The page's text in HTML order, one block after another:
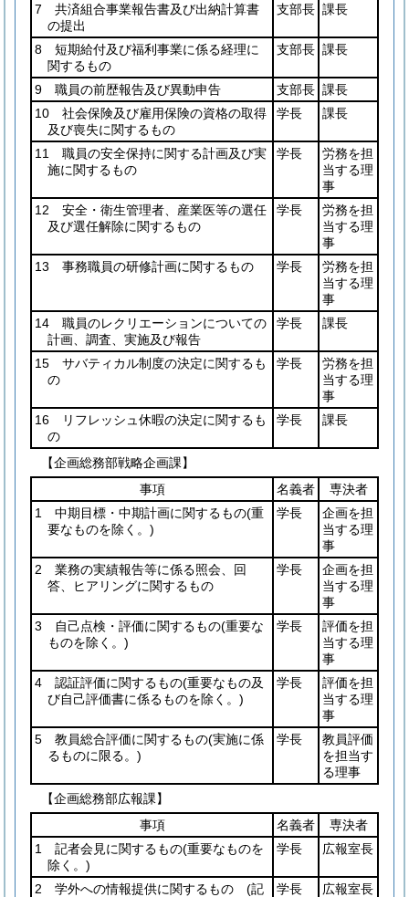
7 共済組合事業報告書及び出納計算書
の提出
支部長 課長
8 短期給付及び福利事業に係る経理に
関するもの
支部長 課長
9 職員の前歴報告及び異動申告 支部長 課長
10 社会保険及び雇用保険の資格の取得
及び喪失に関するもの
学長 課長
11 職員の安全保持に関する計画及び実
施に関するもの
学長
労務を担
当する理
事
12 安全・衛生管理者、産業医等の選任
及び選任解除に関するもの
学長
労務を担
当する理
事
13 事務職員の研修計画に関するもの
学長
労務を担
当する理
事
14 職員のレクリエーションについての
計画、調査、実施及び報告
学長 課長
15 サバティカル制度の決定に関するも
の
学長
労務を担
当する理
事
16 リフレッシュ休暇の決定に関するも
の
学長 課長
【企画総務部戦略企画課】
事項
名義者
専決者
1 中期目標・中期計画に関するもの(重
要なものを除く。)
学長
企画を担
当する理
事
2 業務の実績報告等に係る照会、回
答、ヒアリングに関するもの
学長
企画を担
当する理
事
3 自己点検・評価に関するもの(重要な
ものを除く。)
学長
評価を担
当する理
事
4 認証評価に関するもの(重要なもの及
び自己評価書に係るものを除く。)
学長
評価を担
当する理
事
5 教員総合評価に関するもの(実施に係
るものに限る。)
学長
教員評価
を担当す
る理事
【企画総務部広報課】
事項
名義者
専決者
1 記者会見に関するもの(重要なものを
除く。)
学長 広報室長
2 学外への情報提供に関するもの (記
学長 広報室長